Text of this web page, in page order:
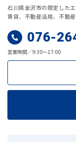
石川県金沢市の限定した
賃貸、不動産活用、不動
076-
営業時間／9:30～17:00